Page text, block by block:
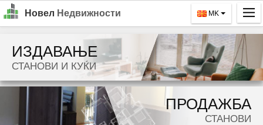
Новел Недвижности MK
Барај
Издавање
Продажба
ИЗДАВАЊЕ
СТАНОВИ И КУЌИ
ПРОДАЖБА
СТАНОВИ